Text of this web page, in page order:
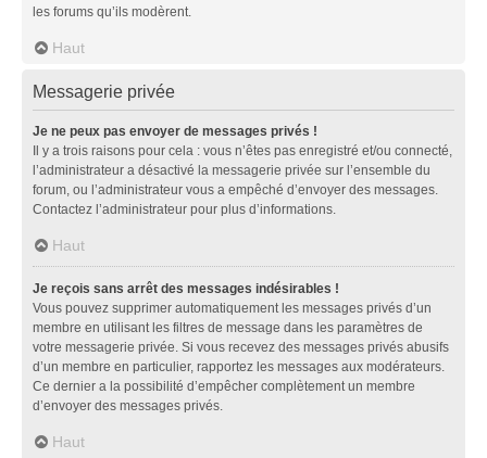
les forums qu’ils modèrent.
Haut
Messagerie privée
Je ne peux pas envoyer de messages privés !
Il y a trois raisons pour cela : vous n’êtes pas enregistré et/ou connecté,
l’administrateur a désactivé la messagerie privée sur l’ensemble du
forum, ou l’administrateur vous a empêché d’envoyer des messages.
Contactez l’administrateur pour plus d’informations.
Haut
Je reçois sans arrêt des messages indésirables !
Vous pouvez supprimer automatiquement les messages privés d’un
membre en utilisant les filtres de message dans les paramètres de
votre messagerie privée. Si vous recevez des messages privés abusifs
d’un membre en particulier, rapportez les messages aux modérateurs.
Ce dernier a la possibilité d’empêcher complètement un membre
d’envoyer des messages privés.
Haut